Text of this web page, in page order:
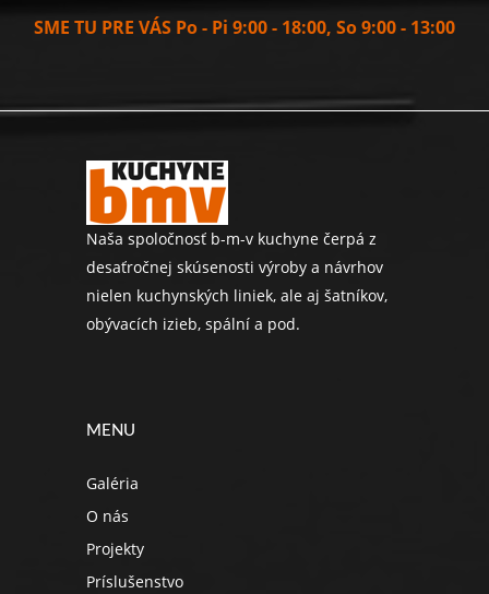
SME TU PRE VÁS Po - Pi 9:00 - 18:00, So 9:00 - 13:00
Naša spoločnosť b-m-v kuchyne čerpá z
desaťročnej skúsenosti výroby a návrhov
nielen kuchynských liniek, ale aj šatníkov,
obývacích izieb, spální a pod.
MENU
Galéria
O nás
Projekty
Príslušenstvo